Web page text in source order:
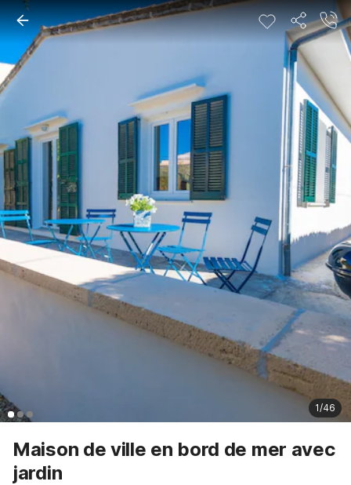
1/46
Maison de ville en bord de mer avec
jardin